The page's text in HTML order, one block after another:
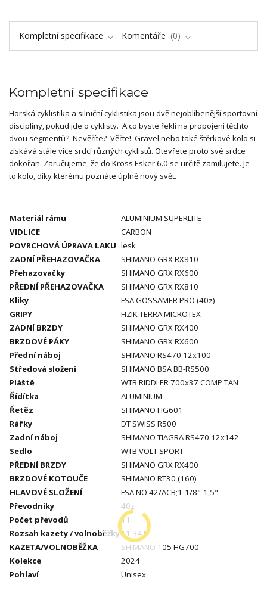
Kompletní specifikace Komentáře 0
Kompletní specifikace
Horská cyklistika a silniční cyklistika jsou dvě nejoblíbenější sportovní
disciplíny, pokud jde o cyklisty. A co byste řekli na propojení těchto
dvou segmentů? Nevěříte? Věřte! Gravel nebo také štěrkové kolo si
získává stále více srdcí různých cyklistů. Otevřete proto své srdce
dokořan. Zaručujeme, že do Kross Esker 6.0 se určitě zamilujete. Je
to kolo, díky kterému poznáte úplně nový svět.
Materiál rámu
ALUMINIUM SUPERLITE
VIDLICE
CARBON
POVRCHOVÁ ÚPRAVA LAKU lesk
ZADNÍ PŘEHAZOVAČKA
SHIMANO GRX RX810
Přehazovačky
SHIMANO GRX RX600
PŘEDNÍ PŘEHAZOVAČKA
SHIMANO GRX RX810
Kliky
FSA GOSSAMER PRO (40z)
GRIPY
FIZIK TERRA MICROTEX
ZADNÍ BRZDY
SHIMANO GRX RX400
BRZDOVÉ PÁKY
SHIMANO GRX RX600
Přední náboj
SHIMANO RS470 12x100
Středová složení
SHIMANO BSA BB-RS500
Pláště
WTB RIDDLER 700x37 COMP TAN
Řídítka
ALUMINIUM
Řetěz
SHIMANO HG601
Ráfky
DT SWISS R500
Zadní náboj
SHIMANO TIAGRA RS470 12x142
Sedlo
WTB VOLT SPORT
PŘEDNÍ BRZDY
SHIMANO GRX RX400
BRZDOVÉ KOTOUČE
SHIMANO RT30 (160)
HLAVOVÉ SLOŽENÍ
FSA NO.42/ACB;1-1/8"-1,5"
Převodníky
40z
Počet převodů
11
Rozsah kazety / volnoběžky11-34T
KAZETA/VOLNOBĚŽKA
SHIMANO 105 HG700
Kolekce
2024
Pohlaví
Unisex